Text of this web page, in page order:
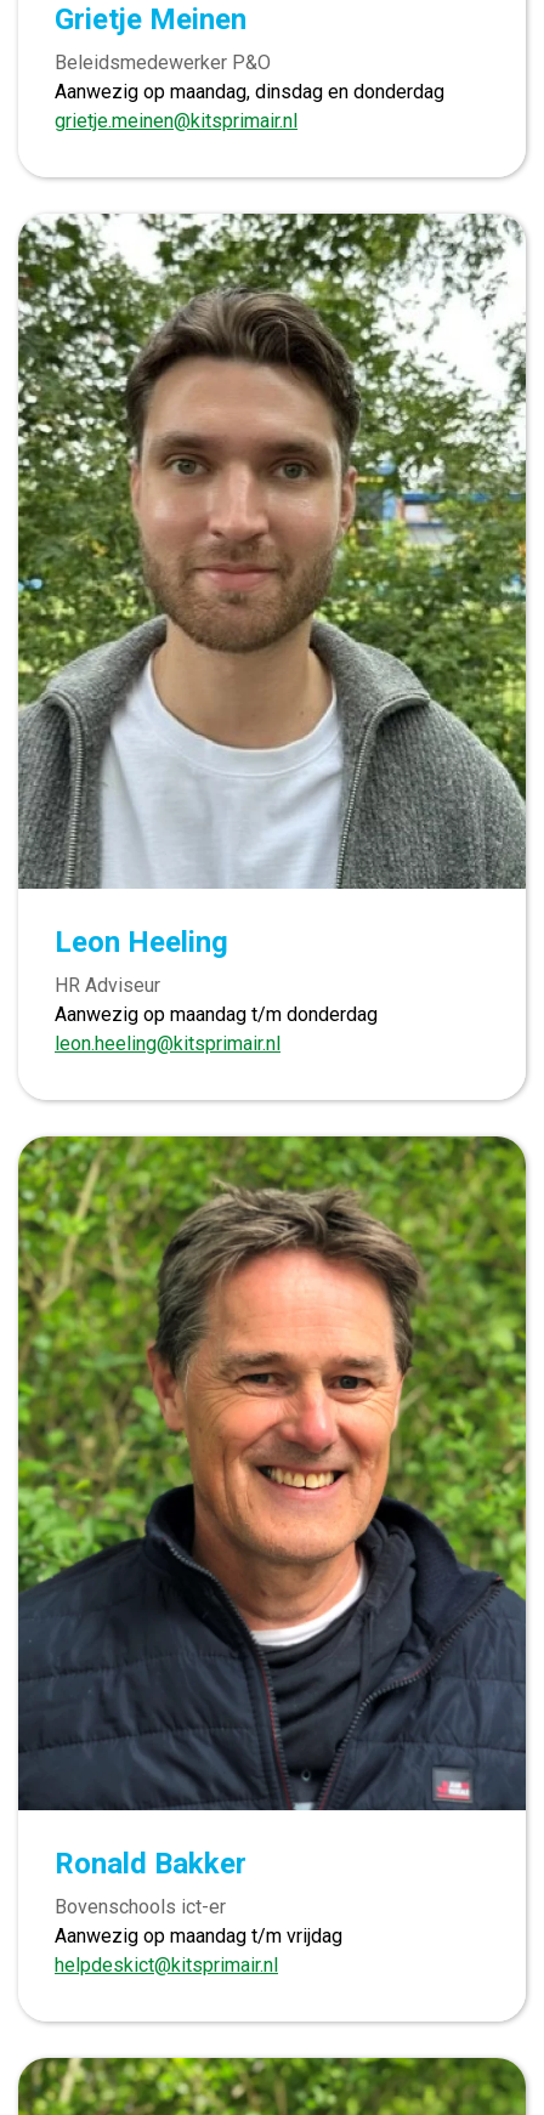
Grietje Meinen
Beleidsmedewerker P&O
Aanwezig op maandag, dinsdag en donderdag
grietje.meinen@kitsprimair.nl
Leon Heeling
HR Adviseur
Aanwezig op maandag t/m donderdag
leon.heeling@kitsprimair.nl
Ronald Bakker
Bovenschools ict-er
Aanwezig op maandag t/m vrijdag
helpdeskict@kitsprimair.nl